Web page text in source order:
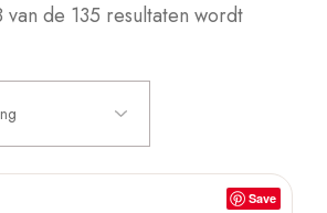
van de 135 resultaten wordt
Save